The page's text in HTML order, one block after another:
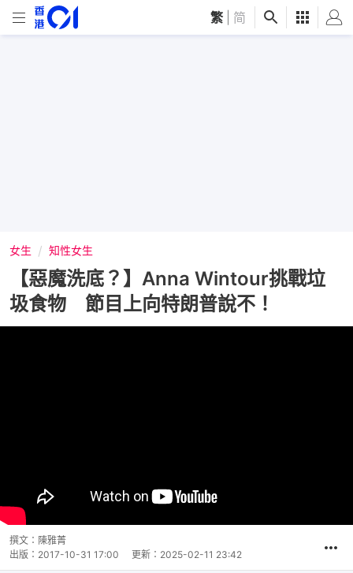
繁 简
女生 知性女生
【惡魔洗底？】Anna Wintour挑戰垃
圾食物 節目上向特朗普說不！
撰文： 陳雅菁
出版： 2017-10-31 17:00 更新： 2025-02-11 23:42